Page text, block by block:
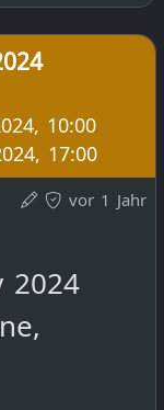
en/
10:00
17:00
vor 1 Jahr
2024